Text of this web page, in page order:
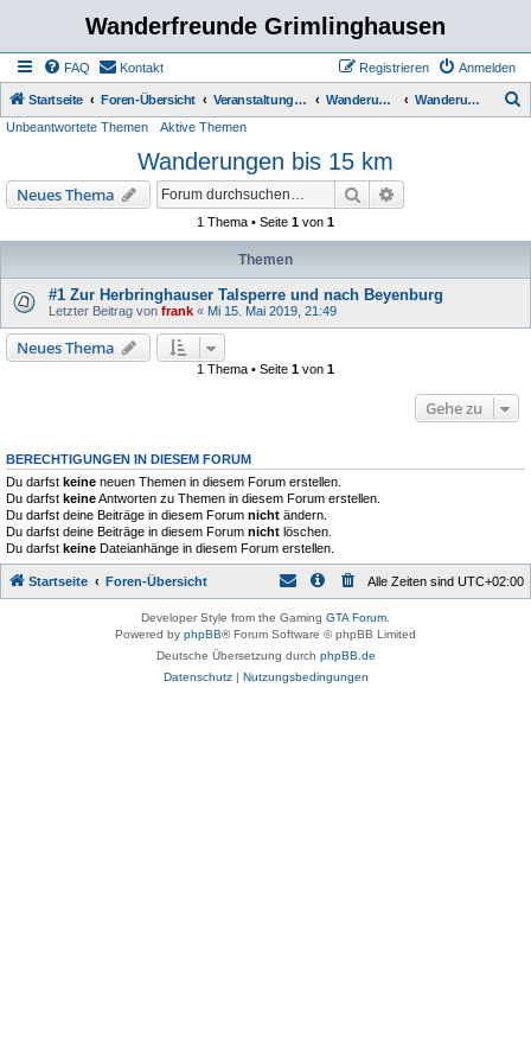
Wanderfreunde Grimlinghausen
FAQ Kontakt Anmelden
Registrieren
Startseite Foren-Übersicht Veranstaltungen / Wanderungen Wanderungen Wanderungen bis 15 km
Unbeantwortete Themen Aktive Themen
Wanderungen bis 15 km
Neues Thema Suche
1 Thema • Seite 1 von 1
Themen
#1 Zur Herbringhauser Talsperre und nach Beyenburg
Letzter Beitrag von frank « Mi 15. Mai 2019, 21:49
Neues Thema
1 Thema • Seite 1 von 1
Gehe zu
BERECHTIGUNGEN IN DIESEM FORUM
Du darfst keine neuen Themen in diesem Forum erstellen.
Du darfst keineAntworten zu Themen in diesem Forum erstellen.
Du darfst deine Beiträge in diesem Forum nicht ändern.
Du darfst deine Beiträge in diesem Forum nicht löschen.
Du darfst keine Dateianhänge in diesem Forum erstellen.
Startseite Foren-Übersicht Alle Zeiten sind UTC+02:00
Developer Style from the Gaming GTA Forum
Powered by phpBB® Forum Software © phpBB Limited
Deutsche Übersetzung durch phpBB.de
Datenschutz| Nutzungsbedingungen